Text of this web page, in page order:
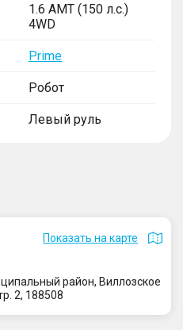
1.6 AMT (150 л.с.)
4WD
Prime
Робот
Левый руль
Показать на карте
район, Виллозское
2, 188508